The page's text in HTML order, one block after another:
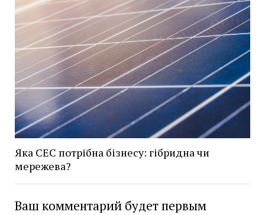
Яка СЕС потрібна бізнесу: гібридна чи
мережева?
Ваш комментарий будет первым